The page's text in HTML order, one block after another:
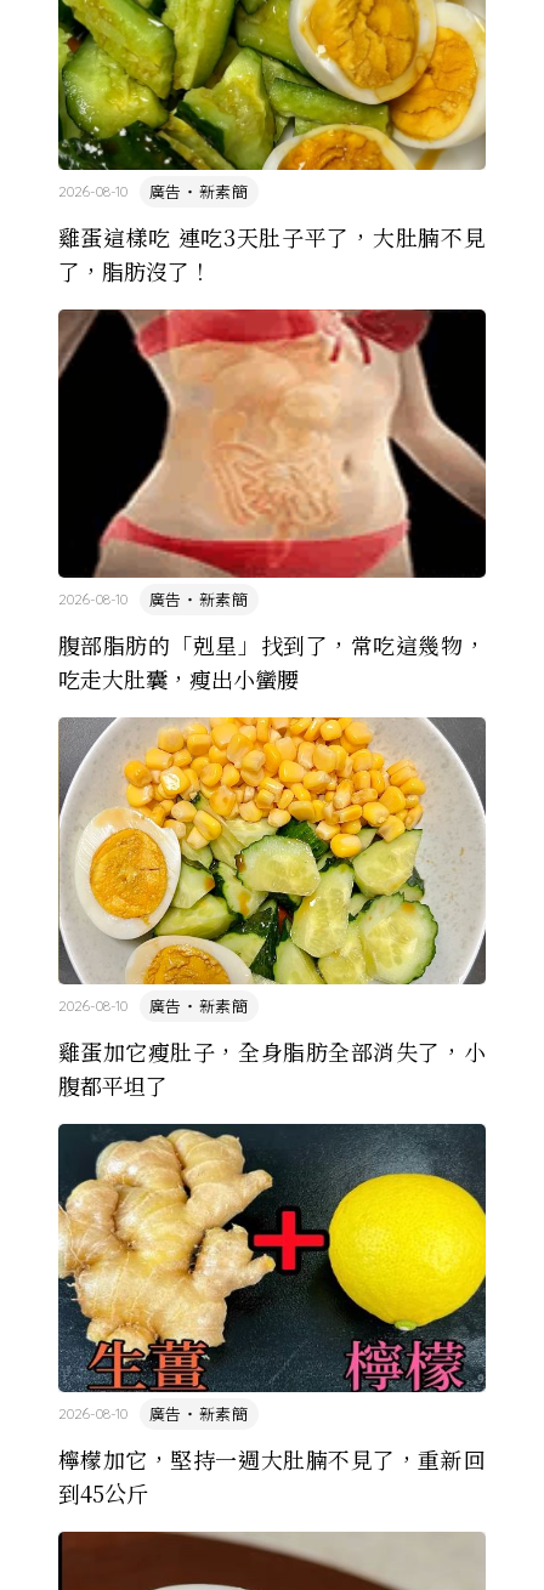
雞蛋這樣吃 連吃3天肚子平了，大肚腩不見
了，脂肪沒了！
廣告・新素簡
2026-08-10
腹部脂肪的「剋星」找到了，常吃這幾物，
吃走大肚囊，瘦出小蠻腰
廣告・新素簡
2026-08-10
雞蛋加它瘦肚子，全身脂肪全部消失了，小
腹都平坦了
廣告・新素簡
2026-08-10
檸檬加它，堅持一週大肚腩不見了，重新回
到45公斤
廣告・新素簡
2026-08-10